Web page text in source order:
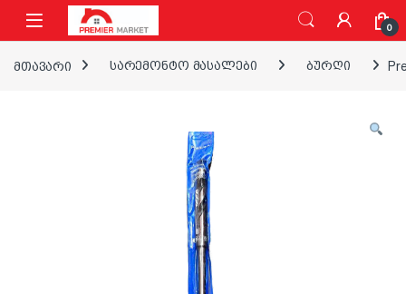
ნავიგაციაზე გადასვლა
შინაარსზე გადასვლა
0
მთავარი სარემონტო მასალები ბურღი